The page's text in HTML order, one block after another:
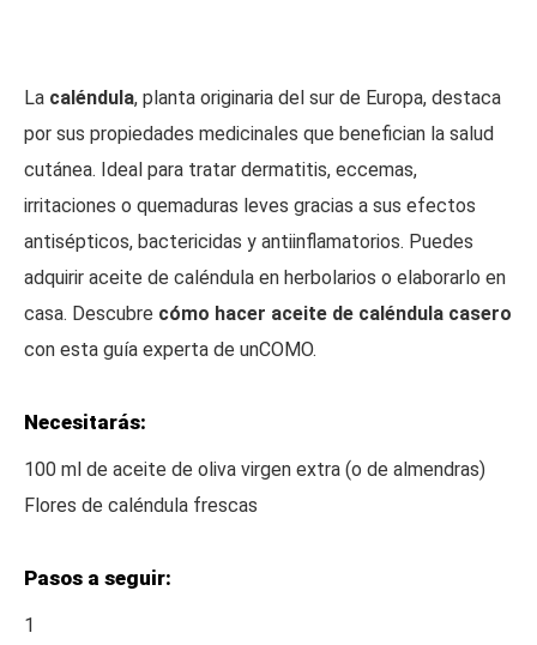
La caléndula, planta originaria del sur de Europa, destaca
por sus propiedades medicinales que benefician la salud
cutánea. Ideal para tratar dermatitis, eccemas,
irritaciones o quemaduras leves gracias a sus efectos
antisépticos, bactericidas y antiinflamatorios. Puedes
adquirir aceite de caléndula en herbolarios o elaborarlo en
casa. Descubre cómo hacer aceite de caléndula casero
con esta guía experta de unCOMO.
Necesitarás:
100 ml de aceite de oliva virgen extra (o de almendras)
Flores de caléndula frescas
Pasos a seguir:
1